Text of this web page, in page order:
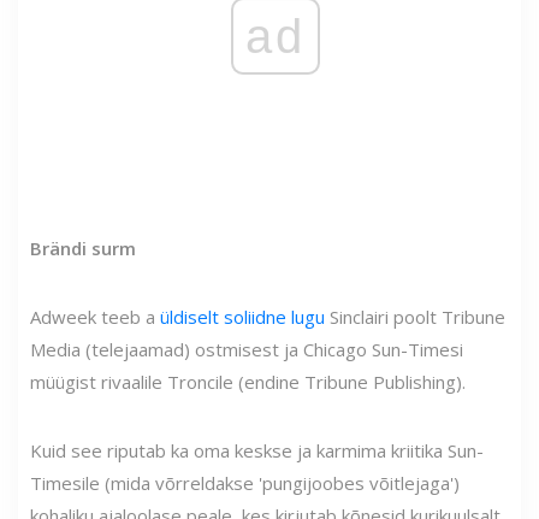
ad
Brändi surm
Adweek teeb a üldiselt soliidne lugu Sinclairi poolt Tribune
Media (telejaamad) ostmisest ja Chicago Sun-Timesi
müügist rivaalile Troncile (endine Tribune Publishing).
Kuid see riputab ka oma keskse ja karmima kriitika Sun-
Timesile (mida võrreldakse 'pungijoobes võitlejaga')